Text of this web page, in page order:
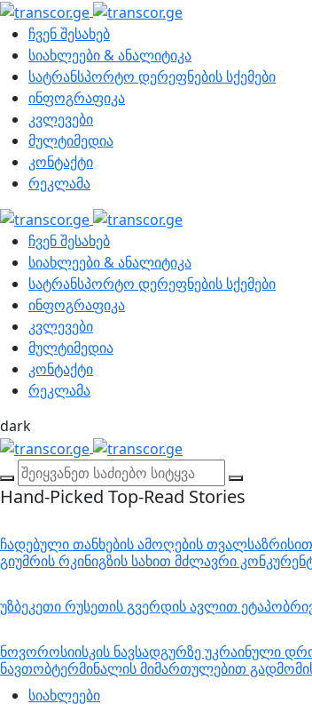
ჩვენ შესახებ
სიახლეები & ანალიტიკა
სატრანსპორტო დერეფნების სქემები
ინფოგრაფიკა
კვლევები
მულტიმედია
კონტაქტი
რეკლამა
ჩვენ შესახებ
სიახლეები & ანალიტიკა
სატრანსპორტო დერეფნების სქემები
ინფოგრაფიკა
კვლევები
მულტიმედია
კონტაქტი
რეკლამა
dark
Hand-Picked Top-Read Stories
ჩადებული თანხების ამოღების
გიუმრის რკინიგზის სახით მძლავრი
უზბეკეთი რუსეთის გვერდის ავლით
ნოვოროსიისკის ნავსადგურზე უკრაინული
ნავთობტერმინალის მიმართულებით
სიახლეები